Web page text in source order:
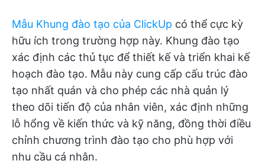
Mẫu Khung đào tạo của ClickUp có thể cực kỳ
hữu ích trong trường hợp này. Khung đào tạo
xác định các thủ tục để thiết kế và triển khai kế
hoạch đào tạo. Mẫu này cung cấp cấu trúc đào
tạo nhất quán và cho phép các nhà quản lý
theo dõi tiến độ của nhân viên, xác định những
lỗ hổng về kiến thức và kỹ năng, đồng thời điều
chỉnh chương trình đào tạo cho phù hợp với
nhu cầu cá nhân.